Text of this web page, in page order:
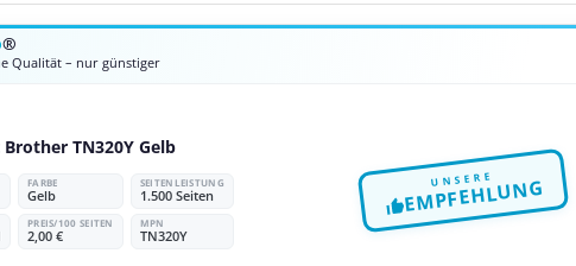
®
Qualität – nur günstiger
TN320Y Gelb
FARBE
Gelb
SEITENLEISTUNG
1.500 Seiten
PREIS/100 SEITEN
2,00 €
MPN
TN320Y
UNSERE
EMPFEHLUNG